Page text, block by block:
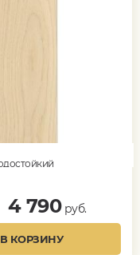
4 790руб.
В КОРЗИНУ